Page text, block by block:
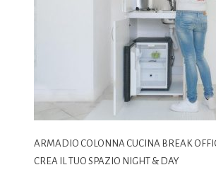
ARMADIO COLONNA CUCINA BREAK
CREA IL TUO SPAZIO NIGHT & DAY